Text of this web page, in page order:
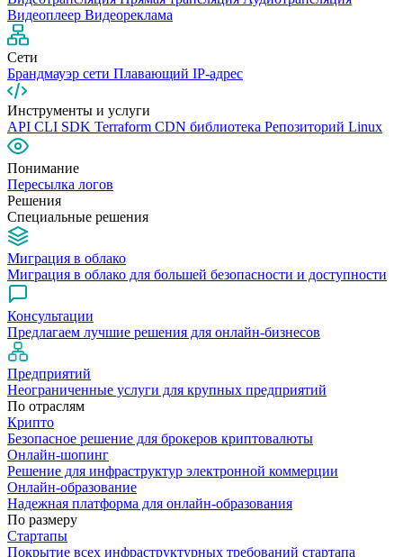
Видеоплеер Видеореклама
Сети
Брандмауэр сети Плавающий IP-адрес
Инструменты и услуги
API CLI SDK Terraform CDN библиотека Репозиторий Linux
Понимание
Пересылка логов
Решения
Специальные решения
Миграция в облако
Миграция в облако для большей безопасности и доступности
Консультации
Предлагаем лучшие решения для онлайн-бизнесов
Предприятий
Неограниченные услуги для крупных предприятий
По отраслям
Крипто
Безопасное решение для брокеров криптовалюты
Онлайн-шопинг
Решение для инфраструктур электронной коммерции
Онлайн-образование
Надежная платформа для онлайн-образования
По размеру
Стартапы
Покрытие всех инфраструктурных требований стартапа